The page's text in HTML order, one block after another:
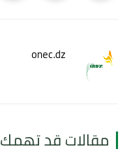
onec.dz
مقالات قد تهمك